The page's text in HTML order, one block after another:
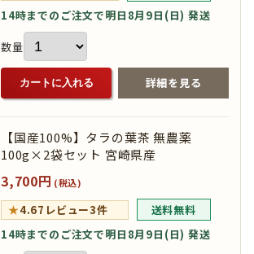
14時までのご注文で明日8月9日(日) 発送
数量
カートに入れる 詳細を見る
【国産100%】タラの葉茶 無農薬
100g×2袋セット 宮崎県産
3,700円 (税込)
★4.67 レビュー3件
送料無料
14時までのご注文で明日8月9日(日) 発送